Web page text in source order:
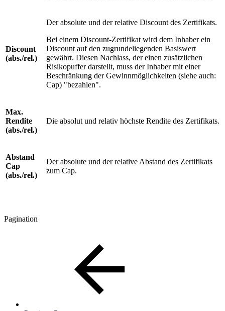
Discount
(abs./rel.)
Der absolute und der relative Discount des Zertifikats.
Bei einem Discount-Zertifikat wird dem Inhaber ein
Discount auf den zugrundeliegenden Basiswert
gewährt. Diesen Nachlass, der einen zusätzlichen
Risikopuffer darstellt, muss der Inhaber mit einer
Beschränkung der Gewinnmöglichkeiten (siehe auch:
Cap) "bezahlen".
Max.
Rendite
(abs./rel.)
Die absolut und relativ höchste Rendite des Zertifikats.
Abstand
Cap
(abs./rel.)
Der absolute und der relative Abstand des Zertifikats
zum Cap.
Pagination